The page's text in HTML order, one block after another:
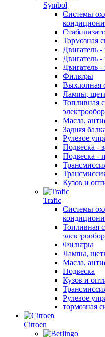
Symbol
Системы
Тормозная
Двигатель -
Двигатель
Двигатель -
Фильтры
Выхлопная
Лампы,
Топливная
Масла,
Задняя
Рулевое
Подвеска -
Подвеска -
Кузов и
Trafic
Системы
Топливная
Фильтры
Лампы,
Масла,
Подвеска
Кузов и
Рулевое
тормозная
Citroen